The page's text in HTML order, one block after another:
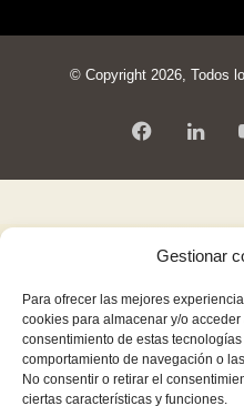
Gestionar
Para ofrecer las mejores
cookies para almacenar y/o
consentimiento de estas
comportamiento de navegación o
No consentir o retirar el
ciertas características y funciones.
© Copyright 2026, Todos